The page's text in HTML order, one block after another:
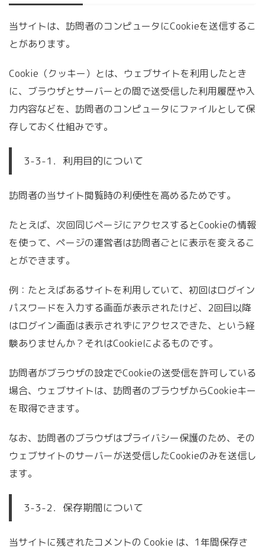
当サイトは、訪問者のコンピュータにCookieを送信するこ
とがあります。
Cookie（クッキー）とは、ウェブサイトを利用したとき
に、ブラウザとサーバーとの間で送受信した利用履歴や入
力内容などを、訪問者のコンピュータにファイルとして保
存しておく仕組みです。
3-3-1．利用目的について
訪問者の当サイト閲覧時の利便性を高めるためです。
たとえば、次回同じページにアクセスするとCookieの情報
を使って、ページの運営者は訪問者ごとに表示を変えるこ
とができます。
例：たとえばあるサイトを利用していて、初回はログイン
パスワードを入力する画面が表示されたけど、2回目以降
はログイン画面は表示されずにアクセスできた、という経
験ありませんか？それはCookieによるものです。
訪問者がブラウザの設定でCookieの送受信を許可している
場合、ウェブサイトは、訪問者のブラウザからCookieキー
を取得できます。
なお、訪問者のブラウザはプライバシー保護のため、その
ウェブサイトのサーバーが送受信したCookieのみを送信し
ます。
3-3-2．保存期間について
当サイトに残されたコメントの Cookie は、1年間保存さ